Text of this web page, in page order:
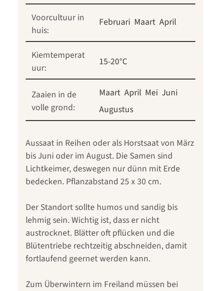
Voorcultuur in
huis:
Februari Maart April
Kiemtemperat
uur:
15-20°C
Zaaien in de
volle grond:
Maart April Mei Juni
Augustus
Aussaat in Reihen oder als Horstsaat von März
bis Juni oder im August. Die Samen sind
Lichtkeimer, deswegen nur dünn mit Erde
bedecken. Pflanzabstand 25 x 30 cm.
Der Standort sollte humos und sandig bis
lehmig sein. Wichtig ist, dass er nicht
austrocknet. Blätter oft pflücken und die
Blütentriebe rechtzeitig abschneiden, damit
fortlaufend geernet werden kann.
Zum Überwintern im Freiland müssen bei